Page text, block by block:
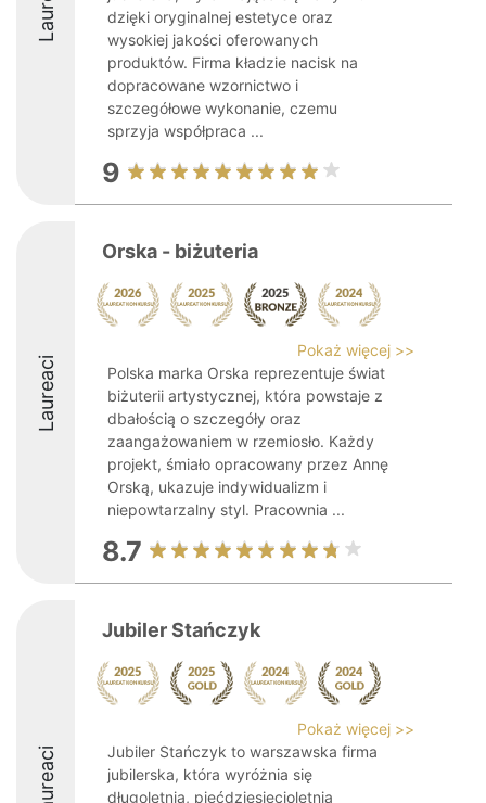
dzięki oryginalnej estetyce oraz
wysokiej jakości oferowanych
produktów. Firma kładzie nacisk na
dopracowane wzornictwo i
szczegółowe wykonanie, czemu
sprzyja współpraca ...
9
Laureaci
Orska - biżuteria
Pokaż więcej >>
Polska marka Orska reprezentuje świat
biżuterii artystycznej, która powstaje z
dbałością o szczegóły oraz
zaangażowaniem w rzemiosło. Każdy
projekt, śmiało opracowany przez Annę
Orską, ukazuje indywidualizm i
niepowtarzalny styl. Pracownia ...
8.7
Laureaci
Jubiler Stańczyk
Pokaż więcej >>
Jubiler Stańczyk to warszawska firma
jubilerska, która wyróżnia się
długoletnią, pięćdziesięcioletnią